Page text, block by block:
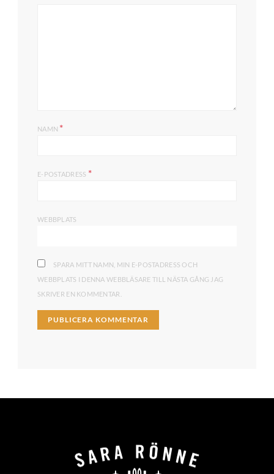
NAMN *
E-POSTADRESS *
WEBBPLATS
SPARA MITT NAMN, MIN E-POSTADRESS OCH
WEBBPLATS I DENNA WEBBLÄSARE TILL NÄSTA GÅNG JAG
SKRIVER EN KOMMENTAR.